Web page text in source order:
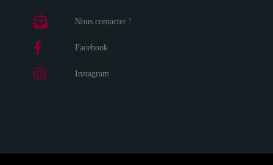
Nous contacter !
Facebook
Instagram